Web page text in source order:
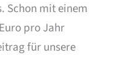
Schon mit einem
pro Jahr
für unsere